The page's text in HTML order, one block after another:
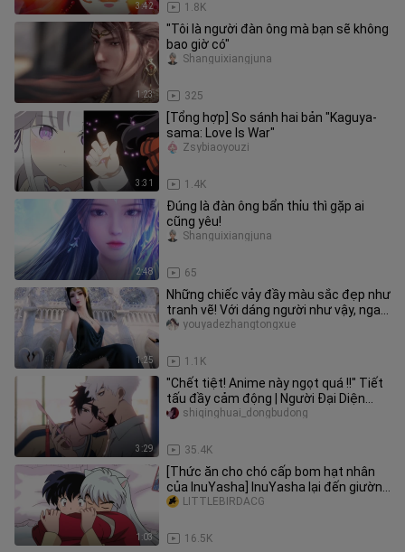
3:42 1.8K
1:23
"Tôi là người đàn ông mà bạn sẽ không
bao giờ có"
325
Shanguixiangjuna
3:31
[Tổng hợp] So sánh hai bản "Kaguya-
sama: Love Is War"
1.4K
Zsybiaoyouzi
2:48
Đúng là đàn ông bẩn thỉu thì gặp ai
cũng yêu!
65
Shanguixiangjuna
1:25
Những chiếc vảy đầy màu sắc đẹp như
tranh vẽ! Với dáng người như vậy, ngay
cả phụ nữ cũng khó có thể
1.1K
youyadezhangtongxue
3:29
"Chết tiệt! Anime này ngọt quá !!" Tiết
tấu đầy cảm động | Người Đại Diện
Thời Gian
35.4K
shiqinghuai_dongbudong
1:03
[Thức ăn cho chó cấp bom hạt nhân
của InuYasha] InuYasha lại đến giường
của Kagome để ngủ Cuộc sống chung
Người hâm mộ tự chế của InuYasha
16.5K
LITTLEBIRDACG